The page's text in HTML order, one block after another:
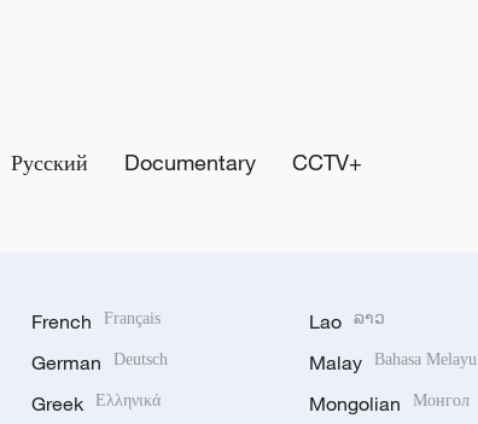
Русский Documentary CCTV+
French Français
German Deutsch
Greek Ελληνικά
Lao ລາວ
Malay Bahasa Melayu
Mongolian Монгол